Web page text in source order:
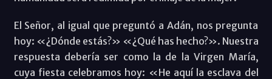
El Señor, al igual que preguntó a Adán, nos pregunta
hoy: «¿Dónde estás?» «¿Qué has hecho?». Nuestra
respuesta debería ser como la de la Virgen María,
cuya fiesta celebramos hoy: «He aquí la esclava del